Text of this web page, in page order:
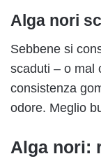
Alga nori
Sebbene si
scaduti – o mal
consistenza
odore. Meglio
Alga nori: